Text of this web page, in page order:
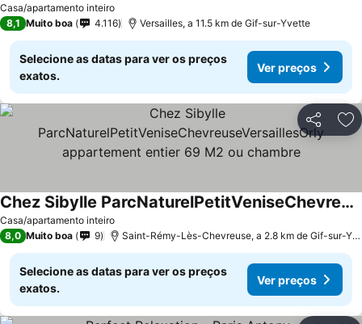
Casa/apartamento inteiro
Ver preços
8,1 Muito boa 4.116 Versailles, a 11.5 km de Gif-sur-Yvette
Selecione as datas para ver os preços
exatos.
Ver preços
Partilhar
Casa/apartamento inteiro
Chez Sibylle ParcNaturelPetitVeniseChevreuseVersaillesOrly appartement entier 69 M2 ou chambre
Ver preços
8,0 Muito boa 9 Saint-Rémy-Lès-Chevreuse, a 2.8 km de Gif-sur-
Selecione as datas para ver os preços
exatos.
Ver preços